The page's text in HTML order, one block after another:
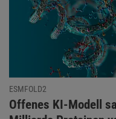
ESMFOLD2
:
Offenes KI-Modell